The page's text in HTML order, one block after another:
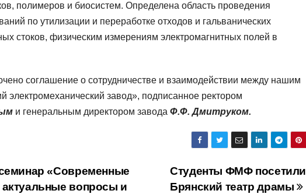
полимеров и биосистем. Определена область проведения
по утилизации и переработке отходов и гальванических
стоков, физическим измерениям электромагнитных полей в
соглашение о сотрудничестве и взаимодействии между нашим
электромеханический завод», подписанное ректором
и генеральным директором завода Ф.Ф. Дмитруком.
Студенты ФМФ посетили
Брянский театр драмы
«Современные
вопросы и